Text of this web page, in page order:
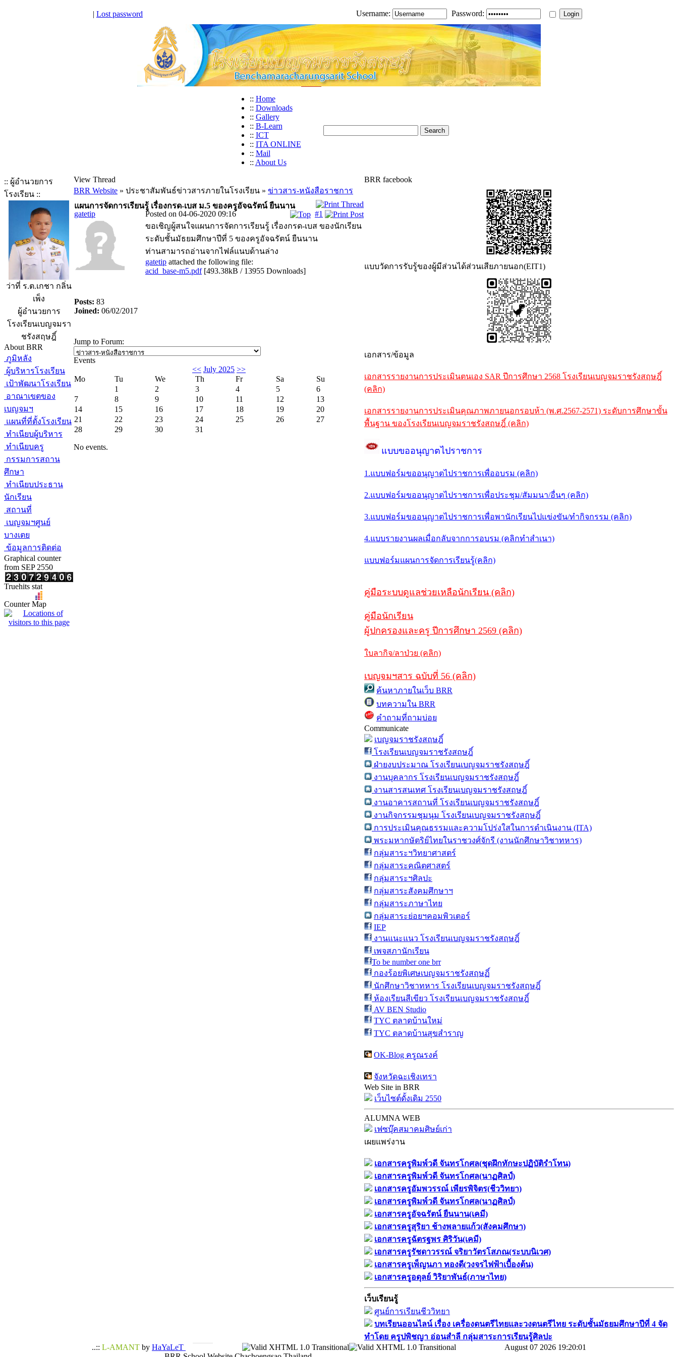
| Lost password Username: Password:
:: Home
:: Downloads
:: Gallery
:: B-Learn
:: ICT
:: ITA ONLINE
:: Mail
:: About Us
:: ผู้อำนวยการ
โรงเรียน ::
ว่าที่ ร.ต.เกชา กลิ่น
เพ็ง
ผู้อำนวยการ
โรงเรียนเบญจมรา
ชรังสฤษฎิ์
About BRR
ภูมิหลัง
ผู้บริหารโรงเรียน
เป้าพัฒนาโรงเรียน
อาณาเขตของ
เบญจมฯ
แผนที่ที่ตั้งโรงเรียน
ทำเนียบผู้บริหาร
ทำเนียบครู
กรรมการสถาน
ศึกษา
ทำเนียบประธาน
นักเรียน
สถานที่
เบญจมฯศูนย์
บางเตย
ข้อมูลการติดต่อ
Graphical counter
from SEP 2550
Truehits stat
Counter Map
View Thread
BRR Website » ประชาสัมพันธ์ข่าวสารภายในโรงเรียน » ข่าวสาร-หนังสือราชการ
แผนการจัดการเรียนรู้ เรื่องกรด-เบส ม.5 ของครูอัจฉรัตน์ ยืนนาน
gatetip
#1
Posted on 04-06-2020 09:16
Posts: 83
Joined: 06/02/2017
ขอเชิญผู้สนใจแผนการจัดการเรียนรู้ เรื่องกรด-เบส ของนักเรียน
ระดับชั้นมัธยมศึกษาปีที่ 5 ของครูอัจฉรัตน์ ยืนนาน
ท่านสามารถอ่านจากไฟล์แนบด้านล่าง
gatetip attached the following file:
acid_base-m5.pdf[493.38kB / 13955 Downloads]
Jump to Forum:
Events
<< July 2025 >>
Mo
Tu We Th Fr Sa
Su
1
2 3 4 5
6
7
8 9 10 11 12
13
14
15 16 17 18 19
20
21
22 23 24 25 26
27
28
29 30 31
No events.
BRR facebook
แบบวัดการรับรู้ของผู้มีส่วนได้ส่วนเสียภายนอก(EIT1)
เอกสาร/ข้อมูล
เอกสารรายงานการประเมินตนเอง SAR ปีการศึกษา 2568 โรงเรียนเบญจมราชรังสฤษฎิ์
(คลิก)
เอกสารรายงานการประเมินคุณภาพภายนอกรอบห้า (พ.ศ.2567-2571) ระดับการศึกษาขั้น
พื้นฐาน ของโรงเรียนเบญจมราชรังสฤษฎิ์ (คลิก)
แบบขออนุญาตไปราชการ
1.แบบฟอร์มขออนุญาตไปราชการเพื่ออบรม (คลิก)
2.แบบฟอร์มขออนุญาตไปราชการเพื่อประชุม/สัมมนา/อื่นๆ (คลิก)
3.แบบฟอร์มขออนุญาตไปราชการเพื่อพานักเรียนไปแข่งขัน/ทำกิจกรรม (คลิก)
4.แบบรายงานผลเมื่อกลับจากการอบรม (คลิกทำสำเนา)
แบบฟอร์มแผนการจัดการเรียนรู้(คลิก)
คู่มือระบบดูแลช่วยเหลือนักเรียน (คลิก)
คู่มือนักเรียน
ผู้ปกครองและครู ปีการศึกษา 2569 (คลิก)
ใบลากิจ/ลาป่วย (คลิก)
เบญจมฯสาร ฉบับที่ 56 (คลิก)
ค้นหาภายในเว็บ BRR
บทความใน BRR
คำถามที่ถามบ่อย
Communicate
เบญจมราชรังสฤษฎิ์
โรงเรียนเบญจมราชรังสฤษฎิ์
ฝ่ายงบประมาณ โรงเรียนเบญจมราชรังสฤษฎิ์
งานบุคลากร โรงเรียนเบญจมราชรังสฤษฎิ์
งานสารสนเทศ โรงเรียนเบญจมราชรังสฤษฎิ์
งานอาคารสถานที่ โรงเรียนเบญจมราชรังสฤษฎิ์
งานกิจกรรมชุมนุม โรงเรียนเบญจมราชรังสฤษฎิ์
การประเมินคุณธรรมและความโปร่งใสในการดำเนินงาน (ITA)
พระมหากษัตริย์ไทยในราชวงศ์จักรี (งานนักศึกษาวิชาทหาร)
กลุ่มสาระฯวิทยาศาสตร์
กลุ่มสาระคณิตศาสตร์
กลุ่มสาระฯศิลปะ
กลุ่มสาระสังคมศึกษาฯ
กลุ่มสาระภาษาไทย
กลุ่มสาระย่อยฯคอมพิวเตอร์
IEP
งานแนะแนว โรงเรียนเบญจมราชรังสฤษฎิ์
เพจสภานักเรียน
To be number one brr
กองร้อยพิเศษเบญจมราชรังสฤษฏิ์
นักศึกษาวิชาทหาร โรงเรียนเบญจมราชรังสฤษฎิ์
ห้องเรียนสีเขียว โรงเรียนเบญจมราชรังสฤษฎิ์
AV BEN Studio
TYC ตลาดบ้านใหม่
TYC ตลาดบ้านสุขสำราญ
OK-Blog ครูณรงค์
จังหวัดฉะเชิงเทรา
Web Site in BRR
เว็บไซต์ดั้งเดิม 2550
ALUMNA WEB
เฟซบุ๊คสมาคมศิษย์เก่า
เผยแพร่งาน
เอกสารครูพิมพ์วดี จันทรโกศล(ชุดฝึกทักษะปฏิบัติรำโทน)
เอกสารครูพิมพ์วดี จันทรโกศล(นาฏศิลป์)
เอกสารครูอัมพวรรณ์ เพียรพิจิตร(ชีววิทยา)
เอกสารครูพิมพ์วดี จันทรโกศล(นาฏศิลป์)
เอกสารครูอัจฉรัตน์ ยืนนาน(เคมี)
เอกสารครูสุริยา ช้างพลายแก้ว(สังคมศึกษา)
เอกสารครูฉัตรฐพร ศิริวัน(เคมี)
เอกสารครูรัชดาวรรณ์ จริยาวัตรโสภณ(ระบบนิเวศ)
เอกสารครูเพ็ญนภา ทองดี(วงจรไฟฟ้าเบื้องต้น)
เอกสารครูอดุลย์ วิริยาพันธ์(ภาษาไทย)
เว็บเรียนรู้
ศูนย์การเรียนชีววิทยา
บทเรียนออนไลน์​ เรื่อง​ เครื่องดนตรีไทยและวงดนตรีไทย​ ระดับชั้นมัธยมศึกษาปีที่​ 4​ จัด
ทำโดย​ ครูปพิชญา​ อ่อนสำลี​ กลุ่มสาระการเรียนรู้ศิลปะ
..:: L-AMANT by HaYaLeT
August 07 2026 19:20:01